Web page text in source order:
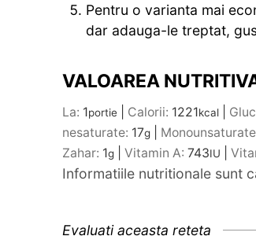
Pentru o varianta mai
dar adauga-le treptat,
VALOAREA
La: 1portie Calorii: 1221kcal
nesaturate: 17g
Zahar: 1g Vitamin A: 743IU
Informatiile nutritionale sunt
Evaluati aceasta reteta